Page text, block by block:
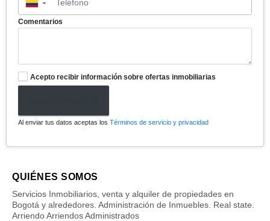
▼
Comentarios
Acepto recibir información sobre ofertas inmobiliarias
Al enviar tus datos aceptas los Términos de servicio y privacidad
QUIÉNES SOMOS
Servicios Inmobiliarios, venta y alquiler de propiedades en
Bogotá y alrededores. Administración de Inmuebles. Real state.
Arriendo Arriendos Administrados